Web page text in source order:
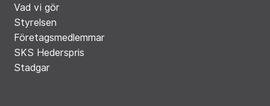
Vad vi gör
Styrelsen
Företagsmedlemmar
SKS Hederspris
Stadgar